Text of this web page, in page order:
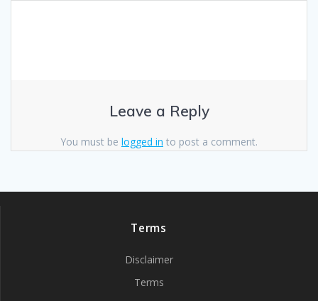
Leave a Reply
You must be logged in to post a comment.
Terms
Disclaimer
Terms